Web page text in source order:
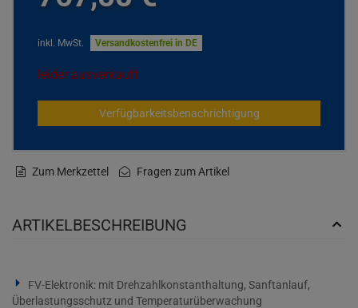
inkl. MwSt. Versandkostenfrei in DE
leider ausverkauft
Verfügbarkeitsbenachrichtigung
Zum Merkzettel Fragen zum Artikel
ARTIKELBESCHREIBUNG
FV-Elektronik: mit Drehzahlkonstanthaltung, Sanftanlauf,
Überlastungsschutz und Temperaturüberwachung